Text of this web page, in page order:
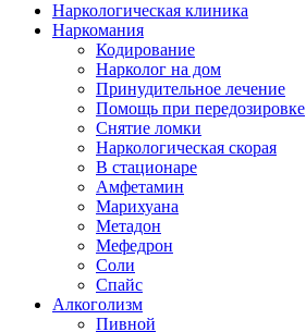
Наркологическая клиника
Наркомания
Кодирование
Нарколог на дом
Принудительное лечение
Помощь при передозировке
Снятие ломки
Наркологическая скорая
В стационаре
Амфетамин
Марихуана
Метадон
Мефедрон
Соли
Спайс
Алкоголизм
Пивной